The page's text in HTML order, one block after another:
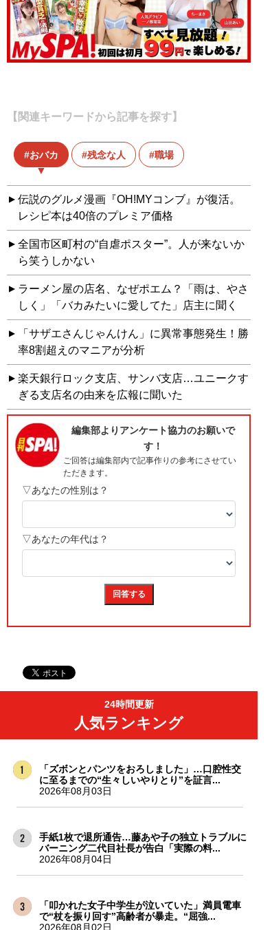
【関連キーワードから記事を探す】
おバカ 残念な人 職場
伝説のグルメ漫画『OH!MYコンブ』が復活。
レシピ本は40倍のプレミア価格
全国市区町村の“自虐ポスター”。人が来ないか
ら笑うしかない
ラーメン屋の店名、なぜポエム？「雨は、やさ
しく」「バカみたいに愛してた」店主に聞く
「サザエさんじゃんけん」に異常事態発生！勝
率8割超えのマニアが分析
楽天銀行ロック支店、サンバ支店…ユニークす
ぎる支店名の由来を広報に聞いた
24時間更新
人気ランキング
「ズボンとパンツをおろしました」…口腔性交
に至るまでの“生々しいやりとり”を証言...
2026年08月03日
手紙1枚で退所通告…藤あや子の独立トラブルに
バーニング二代目社長が告白「実際の料...
2026年08月04日
「叩かれた女子中学生が泣いていた」満員電車
で“杖を振り回す”高齢者が暴走。“屈強...
2026年08月02日